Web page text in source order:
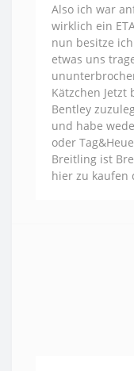
Also ich war
wirklich ein
nun besitze
etwas uns
Kätzchen
Bentley
und habe
oder
Breitling ist
hier zu kaufen